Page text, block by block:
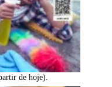
de hoje).